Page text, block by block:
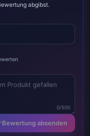
abgibst.
0/500
Bewertung absenden